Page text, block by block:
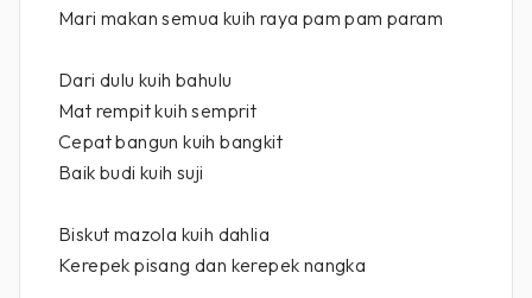
Mari makan semua kuih raya pam pam param
Dari dulu kuih bahulu
Mat rempit kuih semprit
Cepat bangun kuih bangkit
Baik budi kuih suji
Biskut mazola kuih dahlia
Kerepek pisang dan kerepek nangka